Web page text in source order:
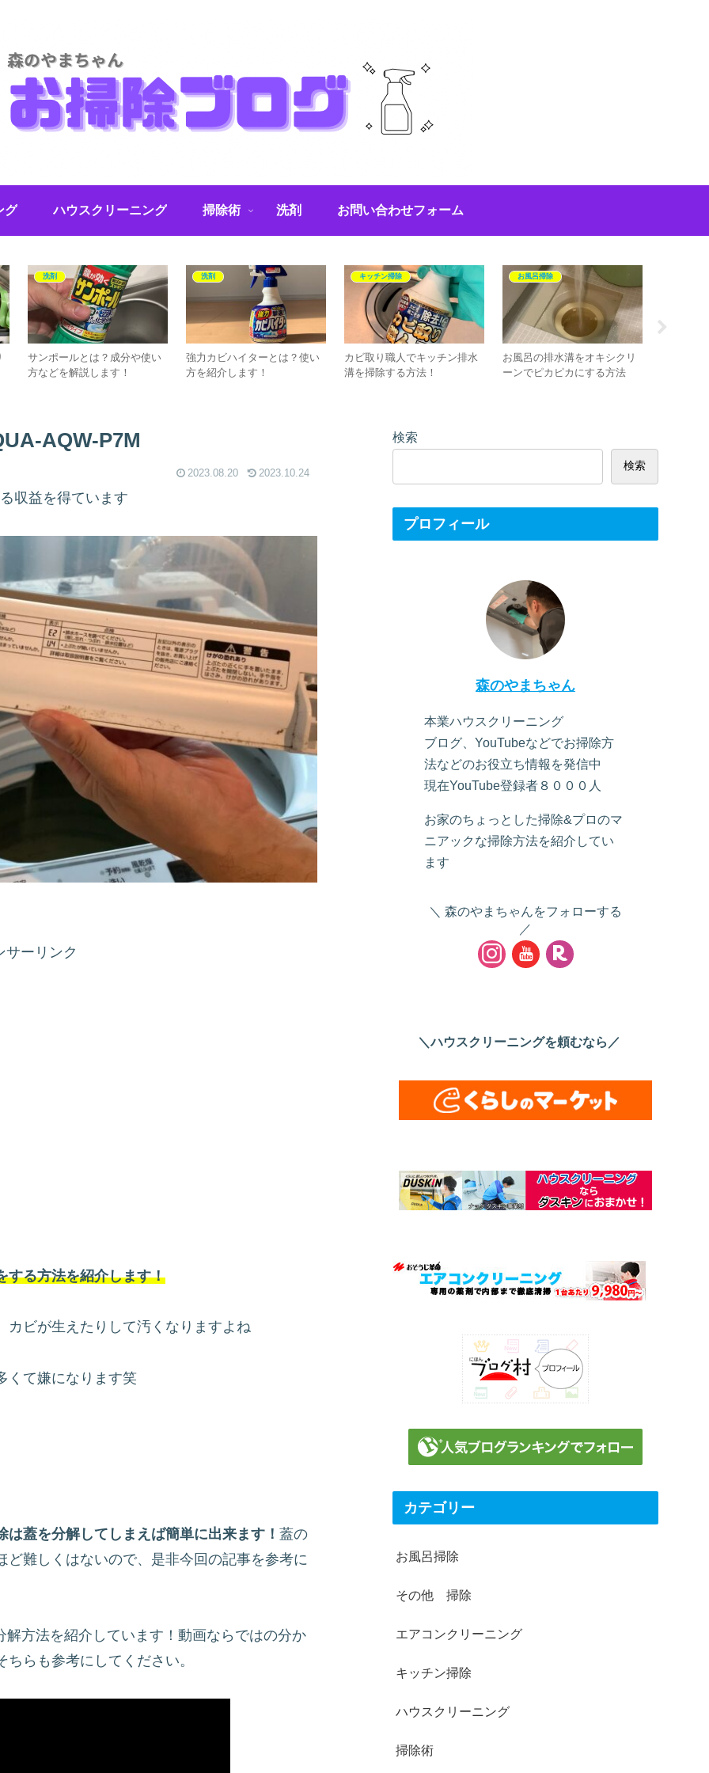
グ ハウスクリーニング 掃除術 洗剤 お問い合わせフォーム
洗剤
サンポールとは？成分や使い
方などを解説します！
洗剤
強力カビハイターとは？使い
方を紹介します！
キッチン掃除
カビ取り職人でキッチン排水
溝を掃除する方法！
お風呂掃除
お風呂の排水溝をオキシクリ
ーンでピカピカにする方法
AQW-P7M
2023.08.20 2023.10.24
収益を得ています
サーリンク
する方法を紹介します！
カビが生えたりして汚くなりますよね
て嫌になります笑
蓋を分解してしまえば簡単に出来ます！ 蓋の
難しくはないので、是非今回の記事を参考に
方法を紹介しています！動画ならではの分か
らも参考にしてください。
検索
検索
プロフィール
森のやまちゃん
本業ハウスクリーニング
ブログ、YouTubeなどでお掃除方
法などのお役立ち情報を発信中
現在YouTube登録者８０００人
お家のちょっとした掃除&プロのマ
ニアックな掃除方法を紹介してい
ます
森のやまちゃんをフォローする
＼ハウスクリーニングを頼むなら／
カテゴリー
お風呂掃除
その他 掃除
エアコンクリーニング
キッチン掃除
ハウスクリーニング
掃除術